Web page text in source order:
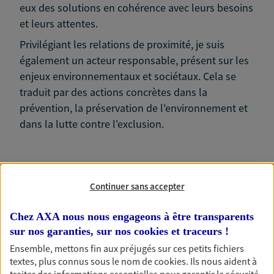
eux des solutions en cohérence avec leurs besoins
et leurs attentes.
Privilégiant les relations de proximité, je suis
également un acteur responsable, présent sur les
enjeux environnementaux et sociétaux. Cela se
traduit par des actions concrètes dans la
prévention, la préservation de l'environnement et
dans la lutte contre l'exclusion.
Accompagner les
Continuer sans accepter
Chez AXA nous nous engageons à être transparents
sur nos garanties, sur nos cookies et traceurs !
Ensemble, mettons fin aux préjugés sur ces petits fichiers
textes, plus connus sous le nom decookies. Ils nous aident à